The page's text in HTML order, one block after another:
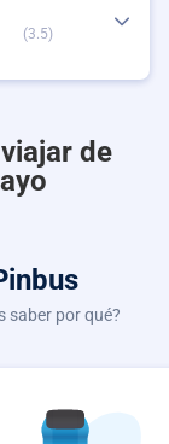
(3.5)
de
saber por qué?